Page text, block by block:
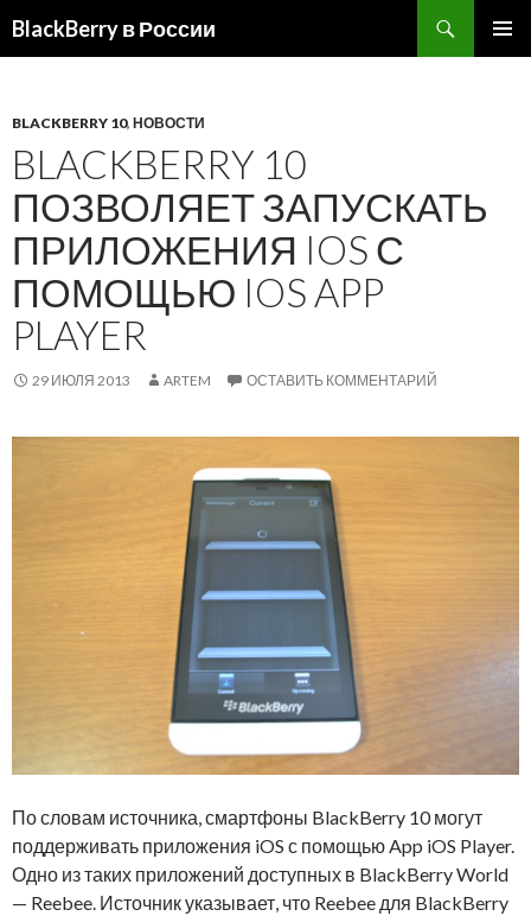
BlackBerry в России
BLACKBERRY 10, НОВОСТИ
BLACKBERRY 10
ПОЗВОЛЯЕТ ЗАПУСКАТЬ
ПРИЛОЖЕНИЯ IOS С
ПОМОЩЬЮ IOS APP
PLAYER
29 ИЮЛЯ 2013 ARTEM ОСТАВИТЬ КОММЕНТАРИЙ
По словам источника, смартфоны BlackBerry 10 могут
поддерживать приложения iOS с помощью App iOS Player.
Одно из таких приложений доступных в BlackBerry World
— Reebee. Источник указывает, что Reebee для BlackBerry